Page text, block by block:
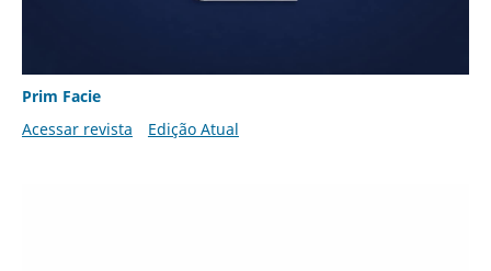
Prim Facie
Acessar revista
Edição Atual